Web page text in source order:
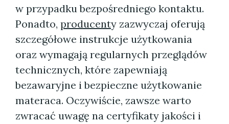
w przypadku bezpośredniego kontaktu.
Ponadto, producenty zazwyczaj oferują
szczegółowe instrukcje użytkowania
oraz wymagają regularnych przeglądów
technicznych, które zapewniają
bezawaryjne i bezpieczne użytkowanie
materaca. Oczywiście, zawsze warto
zwracać uwagę na certyfikaty jakości i